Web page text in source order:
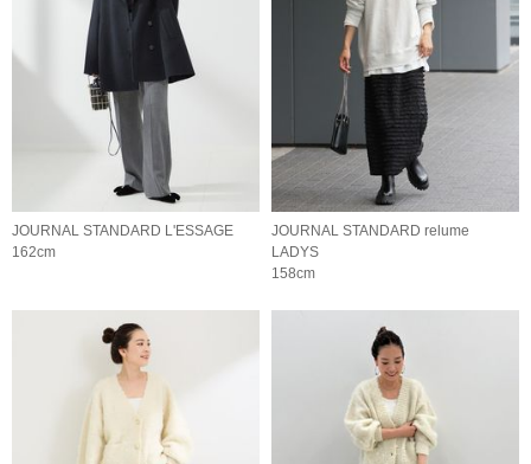
JOURNAL STANDARD L'ESSAGE
162cm
JOURNAL STANDARD relume
LADYS
158cm